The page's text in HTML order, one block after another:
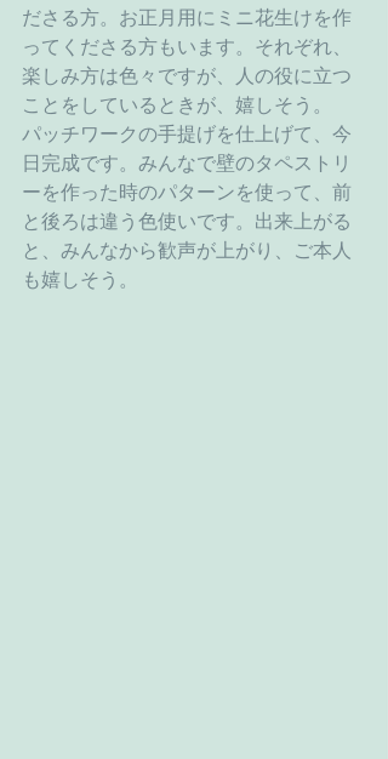
ださる方。お正月用にミニ花生けを作
ってくださる方もいます。それぞれ、
楽しみ方は色々ですが、人の役に立つ
ことをしているときが、嬉しそう。
パッチワークの手提げを仕上げて、今
日完成です。みんなで壁のタペストリ
ーを作った時のパターンを使って、前
と後ろは違う色使いです。出来上がる
と、みんなから歓声が上がり、ご本人
も嬉しそう。